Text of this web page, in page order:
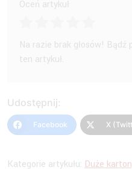
Oceń artykuł
Na razie brak głosów!
ten artykuł.
Udostępnij:
Facebook X
Kategorie artykułu: Duże